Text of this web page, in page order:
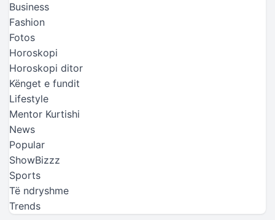
Business
Fashion
Fotos
Horoskopi
Horoskopi ditor
Kënget e fundit
Lifestyle
Mentor Kurtishi
News
Popular
ShowBizzz
Sports
Të ndryshme
Trends